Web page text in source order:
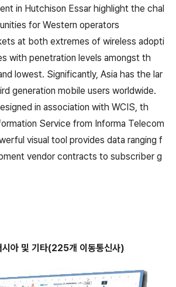
in Hutchison Essar highlight the chal
for Western operators
at both extremes of wireless adopti
with penetration levels amongst th
lowest. Significantly, Asia has the lar
generation mobile users worldwide.
in association with WCIS, th
Service from Informa Telecom
visual tool provides data ranging f
vendor contracts to subscriber g
시아 및 기타(225개 이동통신사)